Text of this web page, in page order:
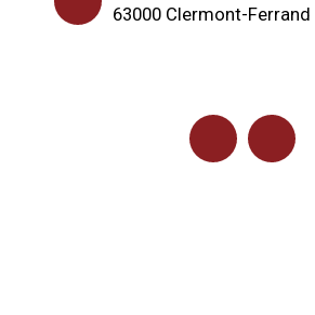
63000 Clermont-Ferrand